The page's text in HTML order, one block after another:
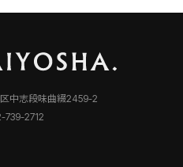
中志段味曲綴2459-2
739-2712